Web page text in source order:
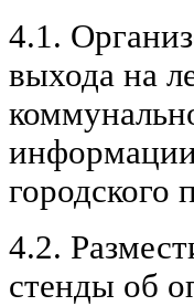
4.1.
выхода на
городского
4.2.
стенды об